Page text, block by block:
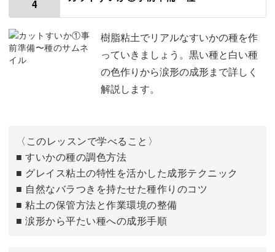
塗料を塗って光沢を出す
おわりに 09:58
4
樹脂粘土でリアルなすいかの種を作
っていきましょう。黒い種と白い種
の色作りから涙形の成形まで詳しく
解説します。
〈このレッスンで学べること〉
■ すいかの種の調色方法
■ グレイス粘土の特性を活かした成形テクニック
■ 自然なバラつきを持たせた種作りのコツ
■ 粘土の保管方法と作業環境の整備
■ 涙形から平たい種への成形手順